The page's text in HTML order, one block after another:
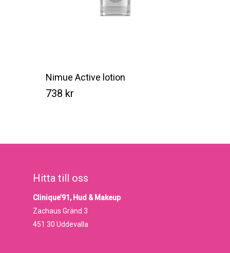
Nimue Active lotion
738 kr
Hitta till oss
Clinique’91, Hud & Makeup
Zachaus Gränd 3
451 30 Uddevalla